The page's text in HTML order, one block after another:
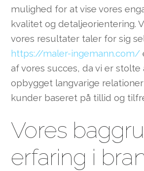
mulighed for at vise vores
kvalitet og detaljeorientering.
vores resultater taler for sig
https://maler-ingemann.com/
af vores succes, da vi er stolte
opbygget langvarige
kunder baseret på tillid og
Vores
erfaring i